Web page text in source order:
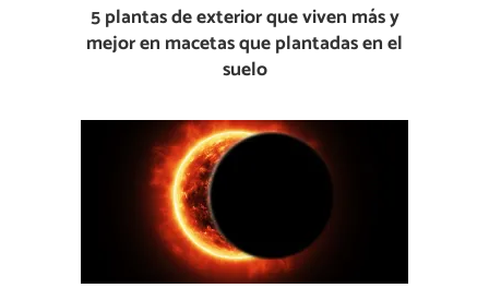
5 plantas de exterior que viven más y
mejor en macetas que plantadas en el
suelo